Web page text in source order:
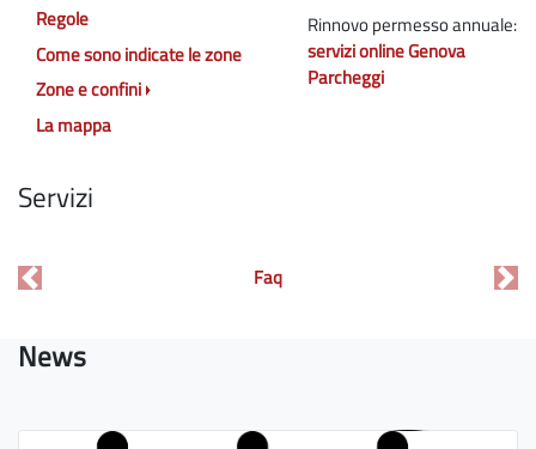
Rinnovo permesso annuale:
servizi online Genova
Parcheggi
Regole
Come sono indicate le zone
Zone e confini
La mappa
Servizi
Faq
Previous
News